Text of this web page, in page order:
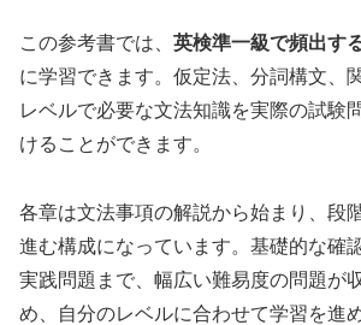
この参考書では、 英検準一級で頻出す
に学習できます。仮定法、分詞構文、
レベルで必要な文法知識を実際の試験
けることができます。
各章は文法事項の解説から始まり、段
進む構成になっています。基礎的な確
実践問題まで、幅広い難易度の問題が
め、自分のレベルに合わせて学習を進